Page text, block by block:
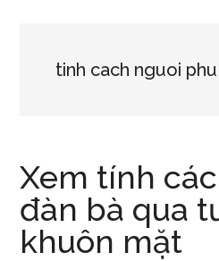
tinh cach nguoi
Xem tính
đàn bà qua
khuôn mặt